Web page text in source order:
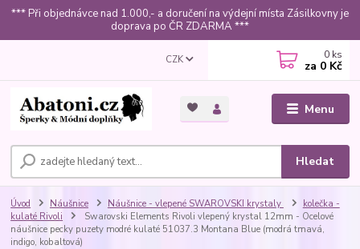
*** Při objednávce nad 1.000,- a doručení na výdejní místa Zásilkovny je
doprava po ČR ZDARMA ***
Menu
CZK
Hledat
0 ks
za 0 Kč
Úvod Náušnice Náušnice - vlepené SWAROVSKI krystaly
kolečka -
kulaté Rivoli
Swarovski Elements Rivoli vlepený krystal 12mm - Ocelové
náušnice pecky puzety modré kulaté 51037.3 Montana Blue (modrá tmavá,
indigo, kobaltová)